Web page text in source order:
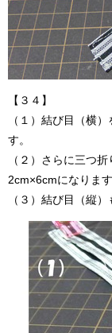
【３４】
（１）結び目（横
す。
（２）さらに三つ
2cm×6cmになります
（３）結び目（縦